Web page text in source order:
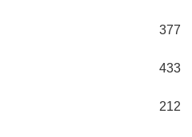
377
433
212